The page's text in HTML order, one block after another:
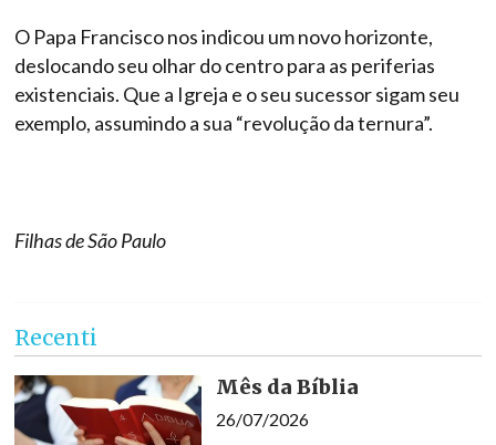
O Papa Francisco nos indicou um novo horizonte,
deslocando seu olhar do centro para as periferias
existenciais. Que a Igreja e o seu sucessor sigam seu
exemplo, assumindo a sua “revolução da ternura”.
Filhas de São Paulo
Recenti
Mês da Bíblia
26/07/2026